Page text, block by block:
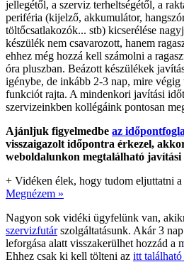
jellegétől, a szerviz terheltségétől, a
periféria (kijelző, akkumulátor,
töltőcsatlakozók... stb) kicserélése
készülék nem csavarozott, hanem
ehhez még hozzá kell számolni a
óra pluszban. Beázott készülékek
igénybe, de inkább 2-3 nap, mire
funkciót rajta. A mindenkori javítási időt
szervizeinkben kollégáink pontosan
Ajánljuk figyelmedbe az
visszaigazolt időpontra érkezel,
weboldalunkon megtalálható javítási
+ Vidéken élek, hogy tudom eljuttatni
Megnézem »
Nagyon sok vidéki ügyfelünk van,
szervizfutárszolgáltatásunk. Akár 3
leforgása alatt visszakerülhet hozzád a
Ehhez csak ki kell tölteni az itt